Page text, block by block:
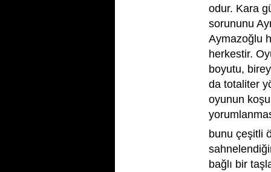
odur. Kara
sorununu
Aymazoğlu
herkestir.
boyutu,
da totaliter
oyunun
bunu çeşitli
bağlı bir